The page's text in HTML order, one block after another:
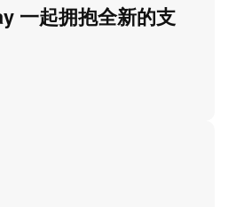
一起拥抱全新的支